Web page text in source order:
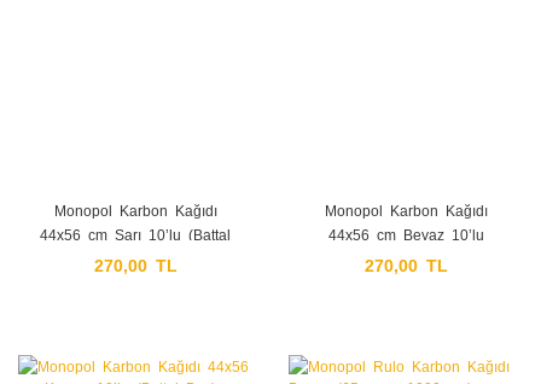
Monopol Karbon Kağıdı
44x56 cm Sarı 10’lu (Battal
Boy)
270,00 TL
Monopol Karbon Kağıdı
44x56 cm Beyaz 10’lu
(Battal Boy)
270,00 TL